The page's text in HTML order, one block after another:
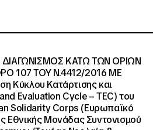
ΚΑΤΩ ΤΩΝ ΟΡΙΩΝ
107 ΤΟΥ Ν.4412/2016 ΜΕ
Κύκλου Κατάρτισης και
Evaluation Cycle – TEC) του
Solidarity Corps (Ευρωπαϊκό
Εθνικής Μονάδας Συντονισμού